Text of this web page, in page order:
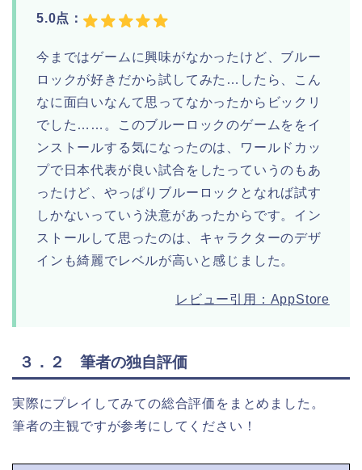
5.0点：
今まではゲームに興味がなかったけど、ブルー
ロックが好きだから試してみた…したら、こん
なに面白いなんて思ってなかったからビックリ
でした……。このブルーロックのゲームををイ
ンストールする気になったのは、ワールドカッ
プで日本代表が良い試合をしたっていうのもあ
ったけど、やっぱりブルーロックとなれば試す
しかないっていう決意があったからです。イン
ストールして思ったのは、キャラクターのデザ
インも綺麗でレベルが高いと感じました。
レビュー引用：AppStore
３．２ 筆者の独自評価
実際にプレイしてみての総合評価をまとめました。
筆者の主観ですが参考にしてください！